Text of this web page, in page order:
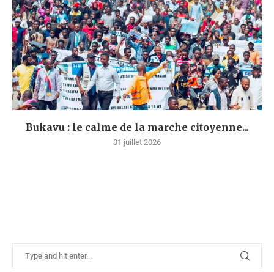
Bukavu : le calme de la marche citoyenne...
31 juillet 2026